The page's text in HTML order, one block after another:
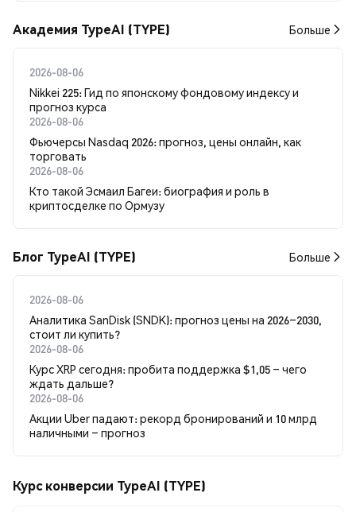
Академия TypeAI (TYPE) Больше
2026-08-06
Nikkei 225: Гид по японскому фондовому индексу и
прогноз курса
2026-08-06
Фьючерсы Nasdaq 2026: прогноз, цены онлайн, как
торговать
2026-08-06
Кто такой Эсмаил Багеи: биография и роль в
криптосделке по Ормузу
Блог TypeAI (TYPE) Больше
2026-08-06
Аналитика SanDisk (SNDK): прогноз цены на 2026–2030,
стоит ли купить?
2026-08-06
Курс XRP сегодня: пробита поддержка $1,05 – чего
ждать дальше?
2026-08-06
Акции Uber падают: рекорд бронирований и 10 млрд
наличными – прогноз
Курс конверсии TypeAI (TYPE)